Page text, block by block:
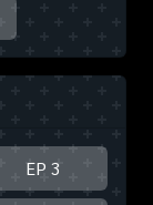
EP 3